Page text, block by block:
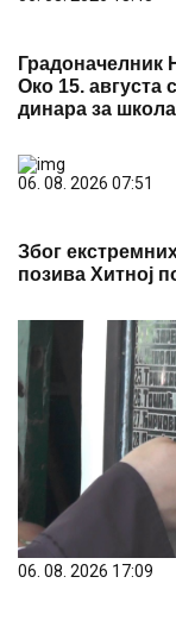
Градоначелник
Око 15.
динара за
06. 08. 2026 07:51
Због
позива Хитној
06. 08. 2026 17:09